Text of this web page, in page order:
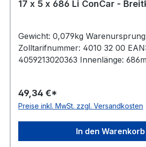
17 x 5 x 686 Li ConCar -
Gewicht: 0,079kg
Zolltarifnummer: 4010 32 00 EAN:
4059213020363 Innenlänge:
antistatisch: ja Norm: DIN 7719 /
17mm Höhe: 5mm Winkel: 24°
49,34 €*
Preise inkl. MwSt. zzgl. Versandkosten
In den Warenkorb